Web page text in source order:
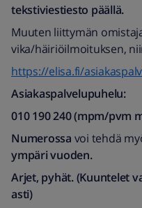
tekstiviestiesto päällä.
Muuten liittymän
vika/häiriöilmoituksen,
https://elisa.fi/
Asiakaspalvelupuhelu:
010 190 240 (mpm/pvm
Numerossa voi tehdä
ympäri vuoden.
Arjet, pyhät. (Kuuntelet
asti)